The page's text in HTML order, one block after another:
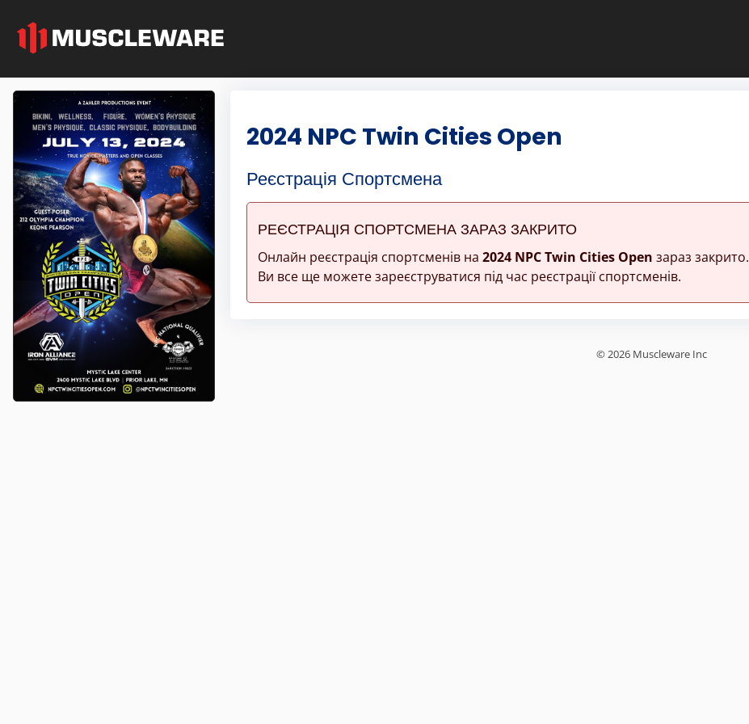
2024 NPC Twin Cities Open
Реєстрація Спортсмена
РЕЄСТРАЦІЯ СПОРТСМЕНА ЗАРАЗ ЗАКРИТО
Онлайн реєстрація спортсменів на 2024 NPC Twin Cities Open зараз закрито.
Ви все ще можете зареєструватися під час реєстрації спортсменів.
© 2026 Muscleware Inc